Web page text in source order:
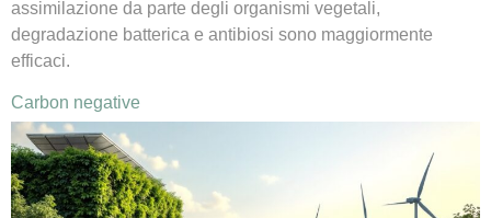
assimilazione da parte degli organismi vegetali,
degradazione batterica e antibiosi sono maggiormente
efficaci.
Carbon negative